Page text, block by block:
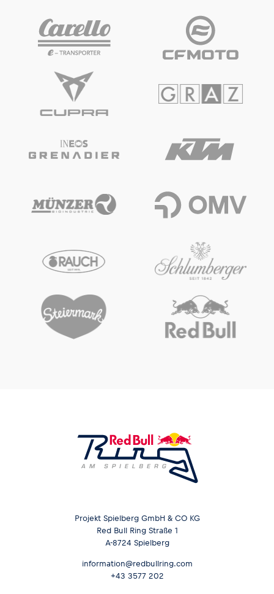
Projekt Spielberg GmbH & CO KG
Red Bull Ring Straße 1
A-8724 Spielberg
information@redbullring.com
+43 3577 202